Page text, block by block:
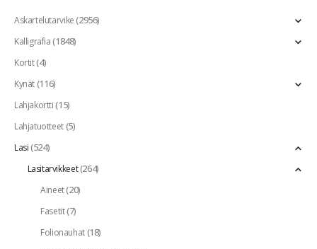
Askartelutarvike(2956)
Kalligrafia(1848)
Kortit(4)
Kynät(116)
Lahjakortti(15)
Lahjatuotteet(5)
Lasi(524)
Lasitarvikkeet(264)
Aineet(20)
Fasetit(7)
Folionauhat(18)